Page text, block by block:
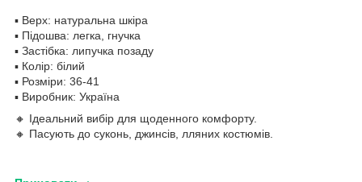
▪️ Верх: натуральна шкіра
▪️ Підошва: легка, гнучка
▪️ Застібка: липучка позаду
▪️ Колір: білий
▪️ Розміри: 36-41
▪️ Виробник: Україна
🔸 Ідеальний вибір для щоденного комфорту.
🔸 Пасують до суконь, джинсів, лляних костюмів.